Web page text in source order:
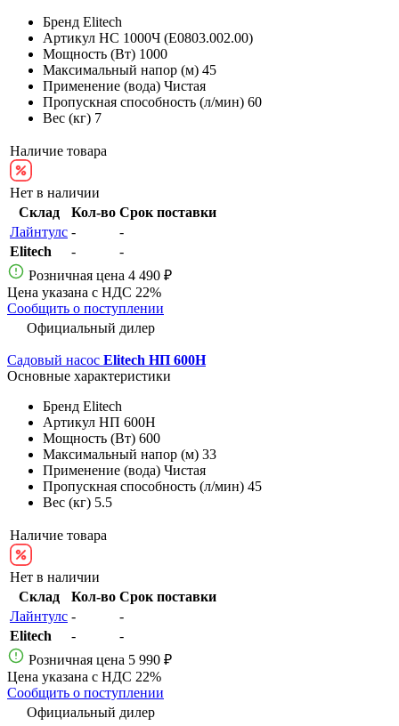
Бренд Elitech
Артикул НС 1000Ч (E0803.002.00)
Мощность (Вт) 1000
Максимальный напор (м) 45
Применение (вода) Чистая
Пропускная способность (л/мин) 60
Вес (кг) 7
Наличие товара
Нет в наличии
Склад
Кол-во Срок поставки
Лайнтулс -
-
Elitech
-
-
Розничная цена 4 490 ₽
Цена указана с НДС 22%
Сообщить о поступлении
Официальный дилер
Садовый насос Elitech НП 600Н
Основные характеристики
Бренд Elitech
Артикул НП 600Н
Мощность (Вт) 600
Максимальный напор (м) 33
Применение (вода) Чистая
Пропускная способность (л/мин) 45
Вес (кг) 5.5
Наличие товара
Нет в наличии
Склад
Кол-во Срок поставки
Лайнтулс -
-
Elitech
-
-
Розничная цена 5 990 ₽
Цена указана с НДС 22%
Сообщить о поступлении
Официальный дилер